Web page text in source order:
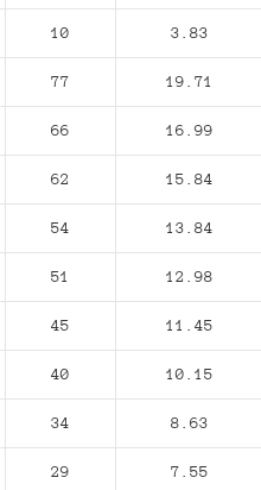
10 3.83
77 19.71
66 16.99
62 15.84
54 13.84
51 12.98
45 11.45
40 10.15
34 8.63
29 7.55